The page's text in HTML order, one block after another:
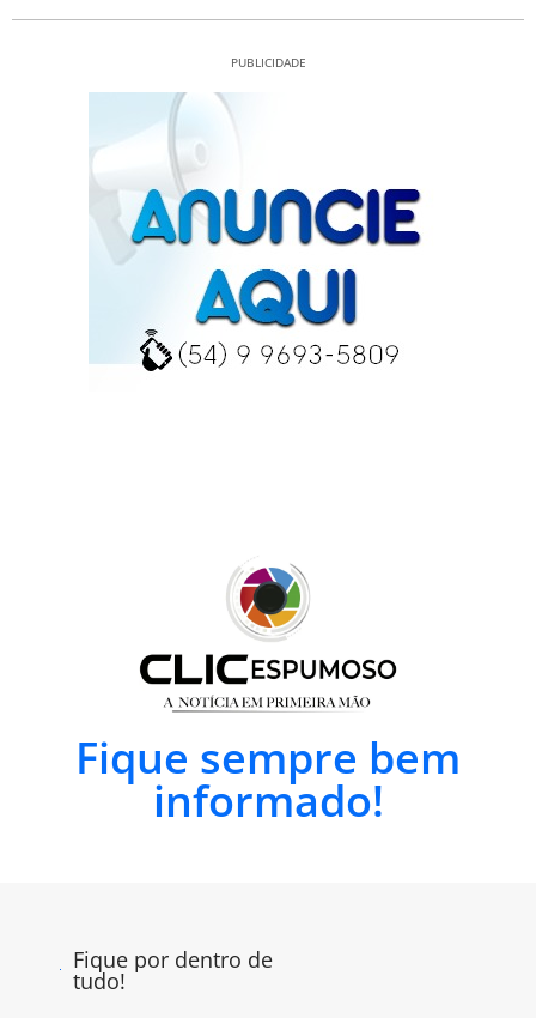
PUBLICIDADE
Fique sempre bem
informado!
Fique por dentro de
tudo!